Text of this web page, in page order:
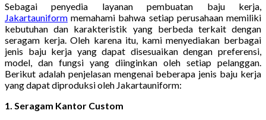
Sebagai penyedia layanan pembuatan baju kerja,
Jakartauniform memahami bahwa setiap perusahaan memiliki
kebutuhan dan karakteristik yang berbeda terkait dengan
seragam kerja. Oleh karena itu, kami menyediakan berbagai
jenis baju kerja yang dapat disesuaikan dengan preferensi,
model, dan fungsi yang diinginkan oleh setiap pelanggan.
Berikut adalah penjelasan mengenai beberapa jenis baju kerja
yang dapat diproduksi oleh Jakartauniform:
1. Seragam Kantor Custom